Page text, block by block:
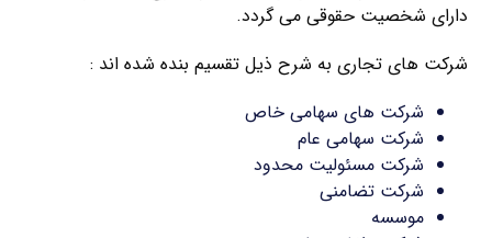
دارای شخصیت حقوقی می گردد.
شرکت های تجاری به شرح ذیل تقسیم بنده شده اند :
شرکت های سهامی خاص
شرکت سهامی عام
شرکت مسئولیت محدود
شرکت تضامنی
موسسه